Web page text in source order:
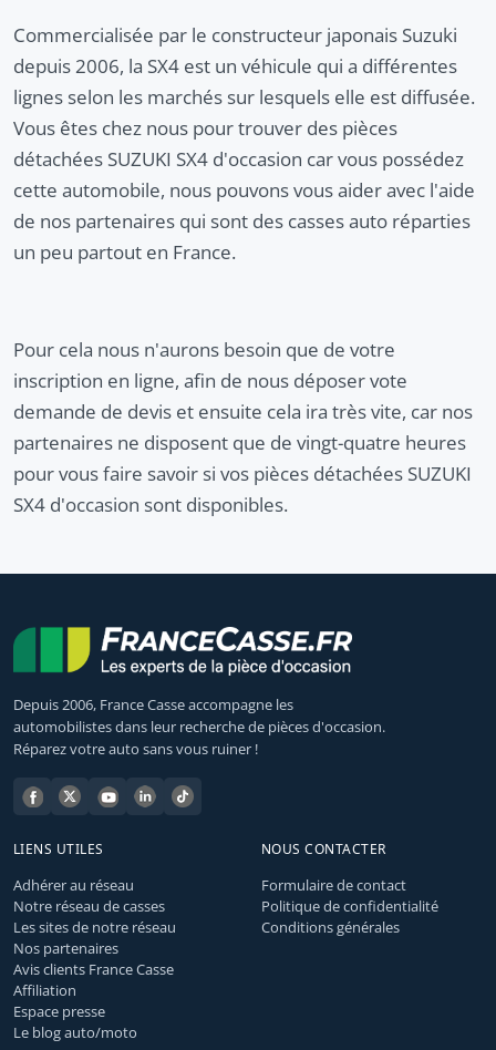
Commercialisée par le constructeur japonais Suzuki
depuis 2006, la SX4 est un véhicule qui a différentes
lignes selon les marchés sur lesquels elle est diffusée.
Vous êtes chez nous pour trouver des pièces
détachées SUZUKI SX4 d'occasion car vous possédez
cette automobile, nous pouvons vous aider avec l'aide
de nos partenaires qui sont des casses auto réparties
un peu partout en France.
Pour cela nous n'aurons besoin que de votre
inscription en ligne, afin de nous déposer vote
demande de devis et ensuite cela ira très vite, car nos
partenaires ne disposent que de vingt-quatre heures
pour vous faire savoir si vos pièces détachées SUZUKI
SX4 d'occasion sont disponibles.
Depuis 2006, France Casse accompagne les
automobilistes dans leur recherche de pièces d'occasion.
Réparez votre auto sans vous ruiner !
LIENS UTILES
Adhérer au réseau
Notre réseau de casses
Les sites de notre réseau
Nos partenaires
Avis clients France Casse
Affiliation
Espace presse
Le blog auto/moto
NOUS CONTACTER
Formulaire de contact
Politique de confidentialité
Conditions générales